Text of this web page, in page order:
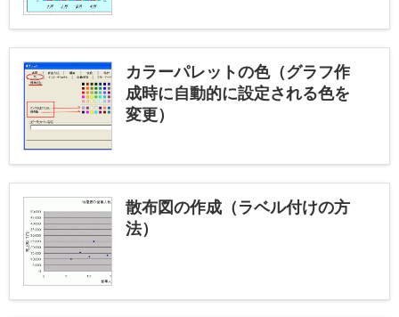
カラーパレットの色（グラフ作
成時に自動的に設定される色を
変更）
散布図の作成（ラベル付けの方
法）